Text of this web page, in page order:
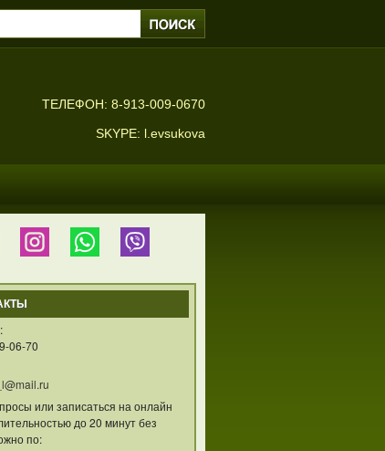
ТЕЛЕФОН: 8-913-009-0670
SKYPE: l.evsukova
06-70
или записаться на онлайн
до 20 минут без
по: